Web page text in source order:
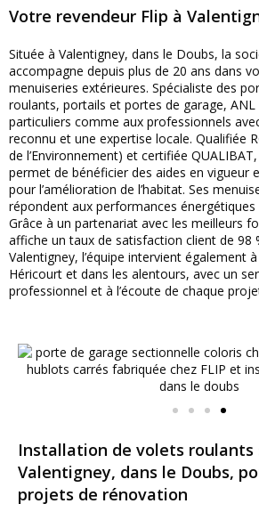
Votre revendeur Flip à
Située à Valentigney, dans le Doubs, la
accompagne depuis plus de 20 ans dans
menuiseries extérieures. Spécialiste des
roulants, portails et portes de garage, ANL
particuliers comme aux professionnels
reconnu et une expertise locale. Qualifiée
de l’Environnement) et certifiée
permet de bénéficier des aides en vigueur
pour l’amélioration de l’habitat. Ses
répondent aux performances énergétiques
Grâce à un partenariat avec les meilleurs
affiche un taux de satisfaction client de 98
Valentigney, l’équipe intervient également
Héricourt et dans les alentours, avec un
professionnel et à l’écoute de chaque
Installation de volets roulants
Valentigney, dans le Doubs,
projets de rénovation